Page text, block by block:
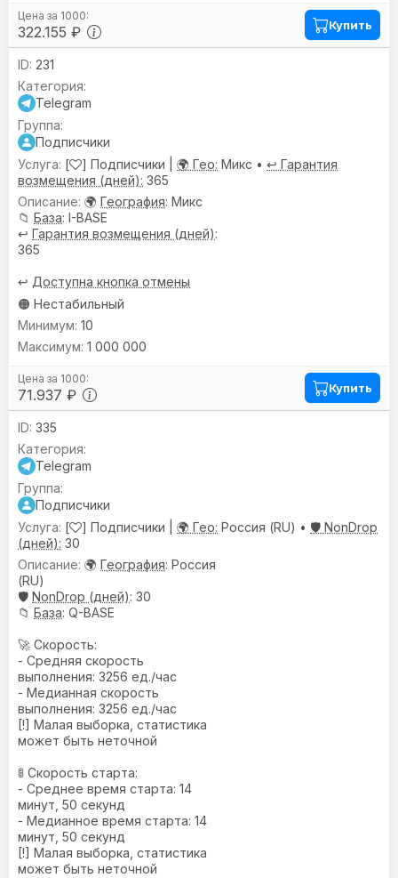
322.155 ₽ Купить
231
Telegram
Подписчики
[
] Подписчики | 🌍 Гео: Микс • ↩️ Гарантия
возмещения (дней): 365
🌍 География: Микс
📁 База: I-BASE
↩️ Гарантия возмещения (дней):
365
↩️ Доступна кнопка отмены
🟠 Нестабильный
71.937 ₽
10
1 000 000
Купить
335
Telegram
Подписчики
[
] Подписчики | 🌍 Гео: Россия (RU) • 🛡️ NonDrop
(дней): 30
🌍 География: Россия
(RU)
🛡️ NonDrop (дней): 30
📁 База: Q-BASE
🚀 Скорость:
- Средняя скорость
выполнения: 3256 ед./час
- Медианная скорость
выполнения: 3256 ед./час
[!] Малая выборка, статистика
может быть неточной
🚦 Скорость старта:
- Среднее время старта: 14
минут, 50 секунд
- Медианное время старта: 14
минут, 50 секунд
[!] Малая выборка, статистика
может быть неточной